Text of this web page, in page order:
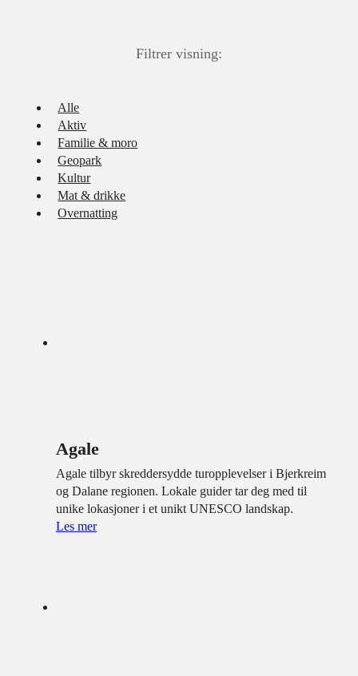
Filtrer visning:
Alle
Aktiv
Familie & moro
Geopark
Kultur
Mat & drikke
Overnatting
Agale
Agale tilbyr skreddersydde turopplevelser i Bjerkreim
og Dalane regionen. Lokale guider tar deg med til
unike lokasjoner i et unikt UNESCO landskap.
Les mer